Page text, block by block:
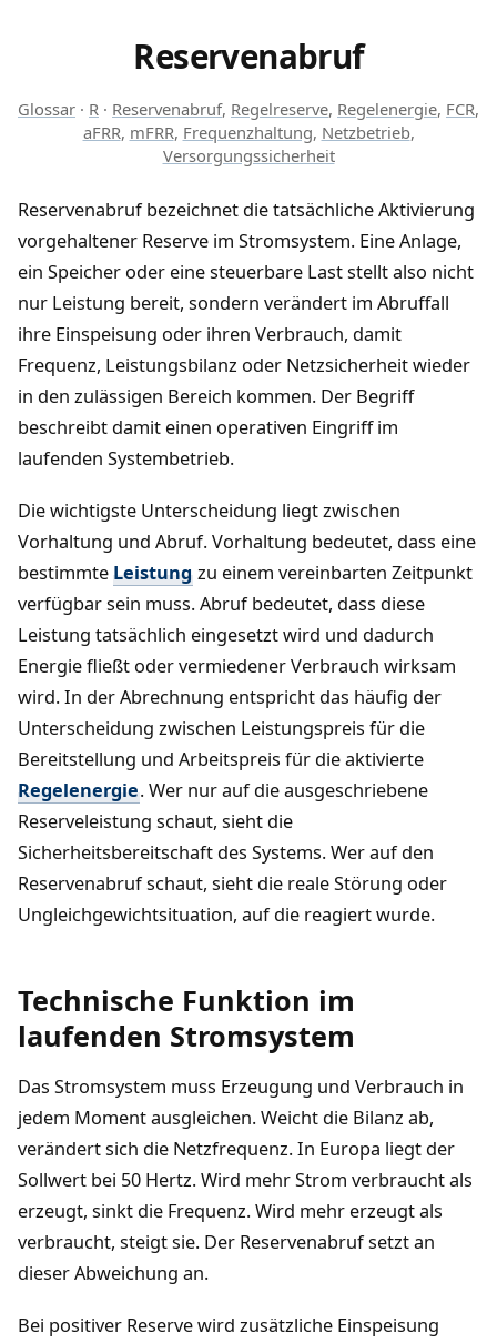
Reservenabruf
Glossar · R · Reservenabruf, Regelreserve, Regelenergie, FCR,
aFRR, mFRR, Frequenzhaltung, Netzbetrieb,
Versorgungssicherheit
Reservenabruf bezeichnet die tatsächliche Aktivierung
vorgehaltener Reserve im Stromsystem. Eine Anlage,
ein Speicher oder eine steuerbare Last stellt also nicht
nur Leistung bereit, sondern verändert im Abruffall
ihre Einspeisung oder ihren Verbrauch, damit
Frequenz, Leistungsbilanz oder Netzsicherheit wieder
in den zulässigen Bereich kommen. Der Begriff
beschreibt damit einen operativen Eingriff im
laufenden Systembetrieb.
Die wichtigste Unterscheidung liegt zwischen
Vorhaltung und Abruf. Vorhaltung bedeutet, dass eine
bestimmte Leistung zu einem vereinbarten Zeitpunkt
verfügbar sein muss. Abruf bedeutet, dass diese
Leistung tatsächlich eingesetzt wird und dadurch
Energie fließt oder vermiedener Verbrauch wirksam
wird. In der Abrechnung entspricht das häufig der
Unterscheidung zwischen Leistungspreis für die
Bereitstellung und Arbeitspreis für die aktivierte
Regelenergie. Wer nur auf die ausgeschriebene
Reserveleistung schaut, sieht die
Sicherheitsbereitschaft des Systems. Wer auf den
Reservenabruf schaut, sieht die reale Störung oder
Ungleichgewichtsituation, auf die reagiert wurde.
Technische Funktion im
laufenden Stromsystem
Das Stromsystem muss Erzeugung und Verbrauch in
jedem Moment ausgleichen. Weicht die Bilanz ab,
verändert sich die Netzfrequenz. In Europa liegt der
Sollwert bei 50 Hertz. Wird mehr Strom verbraucht als
erzeugt, sinkt die Frequenz. Wird mehr erzeugt als
verbraucht, steigt sie. Der Reservenabruf setzt an
dieser Abweichung an.
Bei positiver Reserve wird zusätzliche Einspeisung